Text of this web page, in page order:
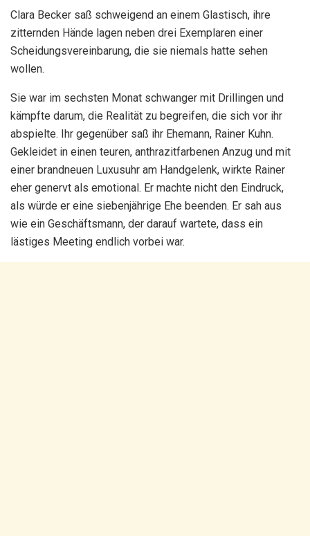
Clara Becker saß schweigend an einem Glastisch, ihre
zitternden Hände lagen neben drei Exemplaren einer
Scheidungsvereinbarung, die sie niemals hatte sehen
wollen.
Sie war im sechsten Monat schwanger mit Drillingen und
kämpfte darum, die Realität zu begreifen, die sich vor ihr
abspielte. Ihr gegenüber saß ihr Ehemann, Rainer Kuhn.
Gekleidet in einen teuren, anthrazitfarbenen Anzug und mit
einer brandneuen Luxusuhr am Handgelenk, wirkte Rainer
eher genervt als emotional. Er machte nicht den Eindruck,
als würde er eine siebenjährige Ehe beenden. Er sah aus
wie ein Geschäftsmann, der darauf wartete, dass ein
lästiges Meeting endlich vorbei war.